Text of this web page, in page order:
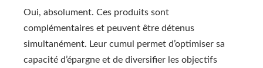
Oui, absolument. Ces produits sont
complémentaires et peuvent être détenus
simultanément. Leur cumul permet d’optimiser sa
capacité d’épargne et de diversifier les objectifs